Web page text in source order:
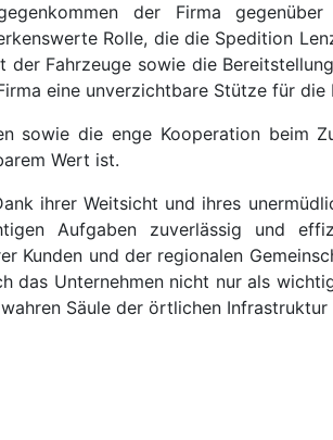
der Firma
Rolle, die die Spedition
Fahrzeuge sowie die
eine unverzichtbare Stütze für die
sowie die enge Kooperation beim
Wert ist.
ihrer Weitsicht und ihres
Aufgaben zuverlässig und
Kunden und der regionalen
das Unternehmen nicht nur als
Säule der örtlichen Infrastruktur